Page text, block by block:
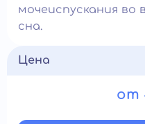
мочеиспускания во
сна.
Цена
от